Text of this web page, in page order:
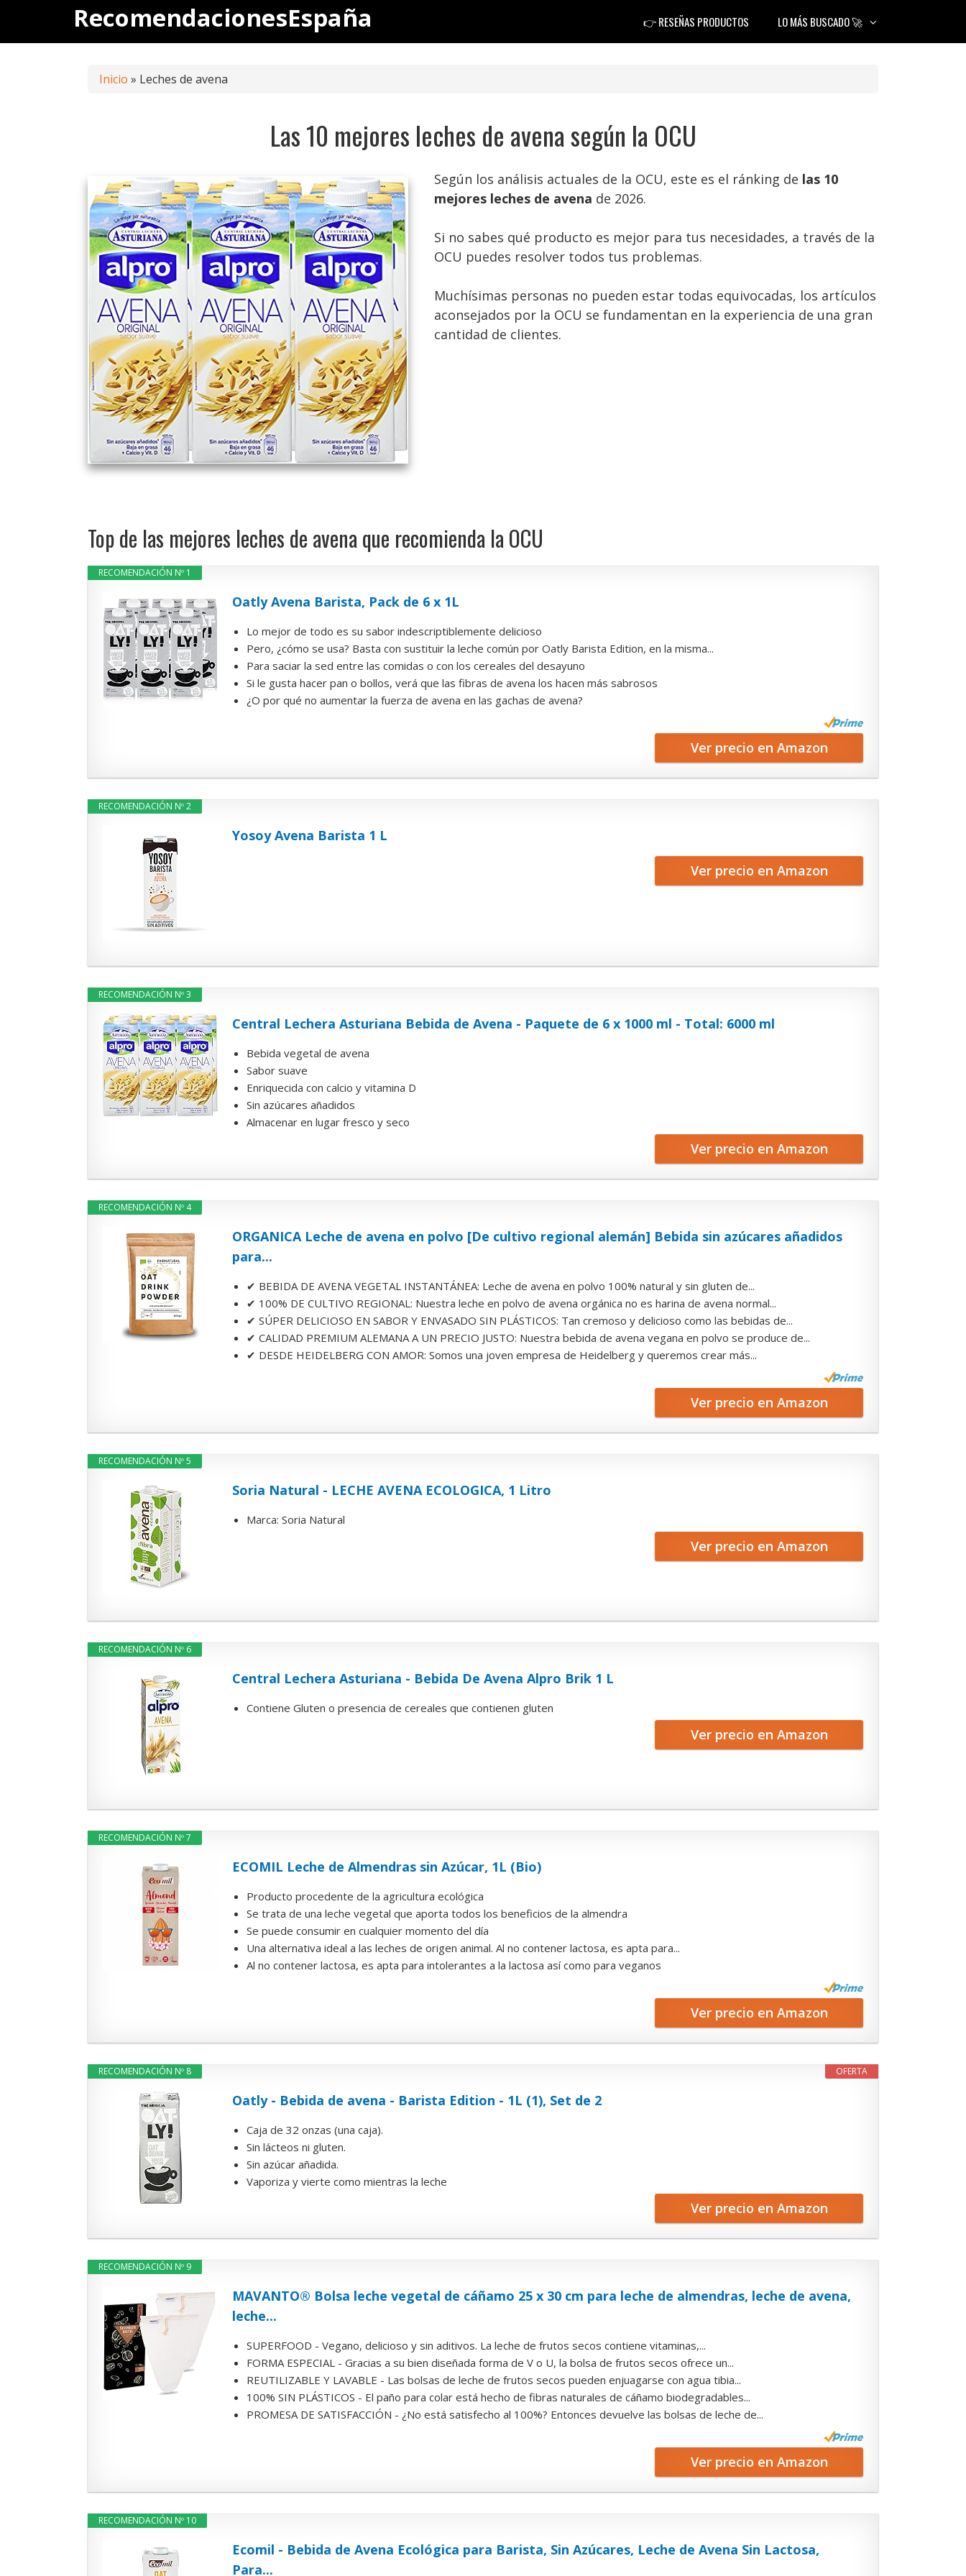
contenido
RecomendacionesEspaña 👉 RESEÑAS PRODUCTOS LO MÁS BUSCADO 🚀
Inicio » Leches de avena
Las 10 mejores leches de avena según la OCU
Según los análisis actuales de la OCU, este es el ránking de las 10
mejores leches de avena de 2026.
Si no sabes qué producto es mejor para tus necesidades, a través de la
OCU puedes resolver todos tus problemas.
Muchísimas personas no pueden estar todas equivocadas, los artículos
aconsejados por la OCU se fundamentan en la experiencia de una gran
cantidad de clientes.
Top de las mejores leches de avena que recomienda la OCU
RECOMENDACIÓN Nº 1
Oatly Avena Barista, Pack de 6 x 1L
Lo mejor de todo es su sabor indescriptiblemente delicioso
Pero, ¿cómo se usa? Basta con sustituir la leche común por Oatly Barista Edition, en la misma...
Para saciar la sed entre las comidas o con los cereales del desayuno
Si le gusta hacer pan o bollos, verá que las fibras de avena los hacen más sabrosos
¿O por qué no aumentar la fuerza de avena en las gachas de avena?
Ver precio en Amazon
RECOMENDACIÓN Nº 2
Yosoy Avena Barista 1 L
Ver precio en Amazon
RECOMENDACIÓN Nº 3
Central Lechera Asturiana Bebida de Avena - Paquete de 6 x 1000 ml - Total: 6000 ml
Bebida vegetal de avena
Sabor suave
Enriquecida con calcio y vitamina D
Sin azúcares añadidos
Almacenar en lugar fresco y seco
Ver precio en Amazon
RECOMENDACIÓN Nº 4
ORGANICA Leche de avena en polvo [De cultivo regional alemán] Bebida sin azúcares añadidos
para...
✔ BEBIDA DE AVENA VEGETAL INSTANTÁNEA: Leche de avena en polvo 100% natural y sin gluten de...
✔ 100% DE CULTIVO REGIONAL: Nuestra leche en polvo de avena orgánica no es harina de avena normal...
✔ SÚPER DELICIOSO EN SABOR Y ENVASADO SIN PLÁSTICOS: Tan cremoso y delicioso como las bebidas de...
✔ CALIDAD PREMIUM ALEMANA A UN PRECIO JUSTO: Nuestra bebida de avena vegana en polvo se produce de...
✔ DESDE HEIDELBERG CON AMOR: Somos una joven empresa de Heidelberg y queremos crear más...
Ver precio en Amazon
RECOMENDACIÓN Nº 5
Soria Natural - LECHE AVENA ECOLOGICA, 1 Litro
Marca: Soria Natural
Ver precio en Amazon
RECOMENDACIÓN Nº 6
Central Lechera Asturiana - Bebida De Avena Alpro Brik 1 L
Contiene Gluten o presencia de cereales que contienen gluten
Ver precio en Amazon
RECOMENDACIÓN Nº 7
ECOMIL Leche de Almendras sin Azúcar, 1L (Bio)
Producto procedente de la agricultura ecológica
Se trata de una leche vegetal que aporta todos los beneficios de la almendra
Se puede consumir en cualquier momento del día
Una alternativa ideal a las leches de origen animal. Al no contener lactosa, es apta para...
Al no contener lactosa, es apta para intolerantes a la lactosa así como para veganos
Ver precio en Amazon
OFERTA
RECOMENDACIÓN Nº 8
Oatly - Bebida de avena - Barista Edition - 1L (1), Set de 2
Caja de 32 onzas (una caja).
Sin lácteos ni gluten.
Sin azúcar añadida.
Vaporiza y vierte como mientras la leche
Ver precio en Amazon
RECOMENDACIÓN Nº 9
MAVANTO® Bolsa leche vegetal de cáñamo 25 x 30 cm para leche de almendras, leche de avena,
leche...
SUPERFOOD - Vegano, delicioso y sin aditivos. La leche de frutos secos contiene vitaminas,...
FORMA ESPECIAL - Gracias a su bien diseñada forma de V o U, la bolsa de frutos secos ofrece un...
REUTILIZABLE Y LAVABLE - Las bolsas de leche de frutos secos pueden enjuagarse con agua tibia...
100% SIN PLÁSTICOS - El paño para colar está hecho de fibras naturales de cáñamo biodegradables...
PROMESA DE SATISFACCIÓN - ¿No está satisfecho al 100%? Entonces devuelve las bolsas de leche de...
Ver precio en Amazon
RECOMENDACIÓN Nº 10
Ecomil - Bebida de Avena Ecológica para Barista, Sin Azúcares, Leche de Avena Sin Lactosa,
Para...